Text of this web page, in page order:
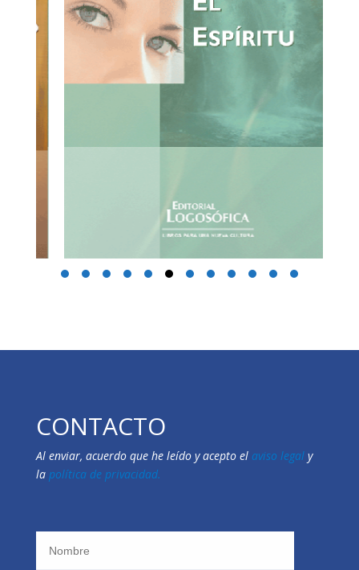
CONTACTO
Al enviar, acuerdo que he leído y acepto el aviso legaly
la política de privacidad.